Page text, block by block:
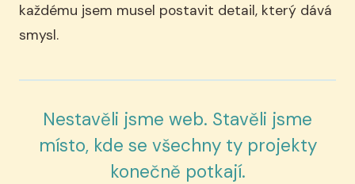
každému jsem musel postavit detail, který dává
smysl.
Nestavěli jsme web. Stavěli jsme
místo, kde se všechny ty projekty
konečně potkají.